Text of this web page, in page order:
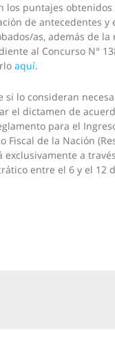
los puntajes
de antecedentes y
as, además de
al Concurso N°
aquí.
si lo consideran
el dictamen de
para el
de la Nación
exclusivamente a
entre el 6 y el 12